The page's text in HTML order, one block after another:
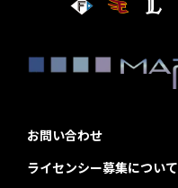
お問い合わせ
ライセンシー募集について